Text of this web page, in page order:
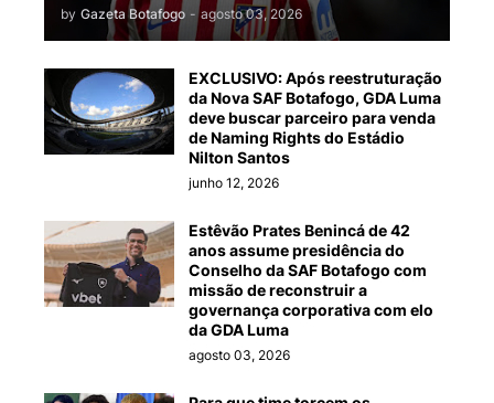
by Gazeta Botafogo - agosto 03, 2026
EXCLUSIVO: Após reestruturação
da Nova SAF Botafogo, GDA Luma
deve buscar parceiro para venda
de Naming Rights do Estádio
Nilton Santos
junho 12, 2026
Estêvão Prates Benincá de 42
anos assume presidência do
Conselho da SAF Botafogo com
missão de reconstruir a
governança corporativa com elo
da GDA Luma
agosto 03, 2026